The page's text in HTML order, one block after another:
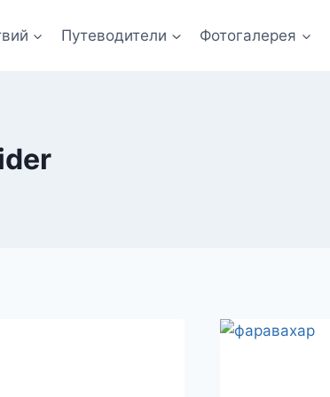
Путеводители Фотогалерея